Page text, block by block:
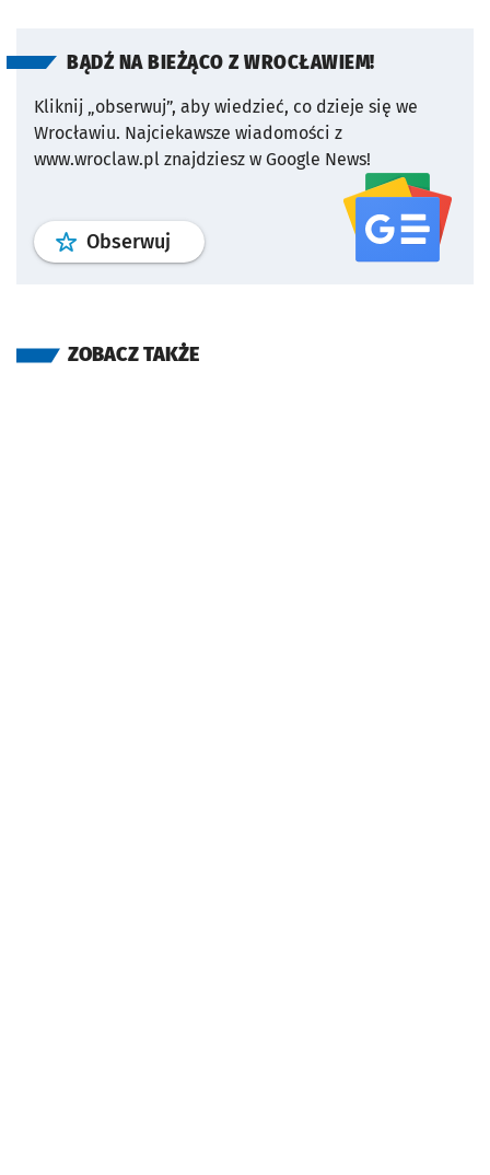
BĄDŹ NA BIEŻĄCO Z WROCŁAWIEM!
Kliknij „obserwuj”, aby wiedzieć, co dzieje się we
Wrocławiu. Najciekawsze wiadomości z
www.wroclaw.pl znajdziesz w Google News!
Obserwuj profil serwisu
ZOBACZ TAKŻE